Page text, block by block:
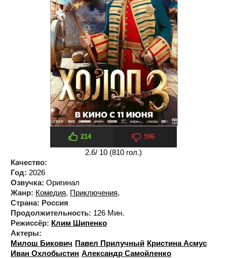
214 596
2.6/ 10 (810 гол.)
Качество:
Год: 2026
Озвучка: Оригинал
Жанр: Комедия, Приключения,
Страна: Россия
Продолжительность: 126 Мин.
Режиссёр: Клим Шипенко
Актеры:
Милош Бикович Павел Прилучный Кристина Асмус
Иван Охлобыстин Александр Самойленко